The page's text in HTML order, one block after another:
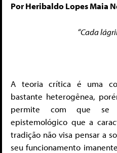
Por Heribaldo Lopes Maia
“Cada
A teoria crítica é uma
bastante heterogênea,
permite com que se
epistemológico que a
tradição não visa pensar a
seu funcionamento